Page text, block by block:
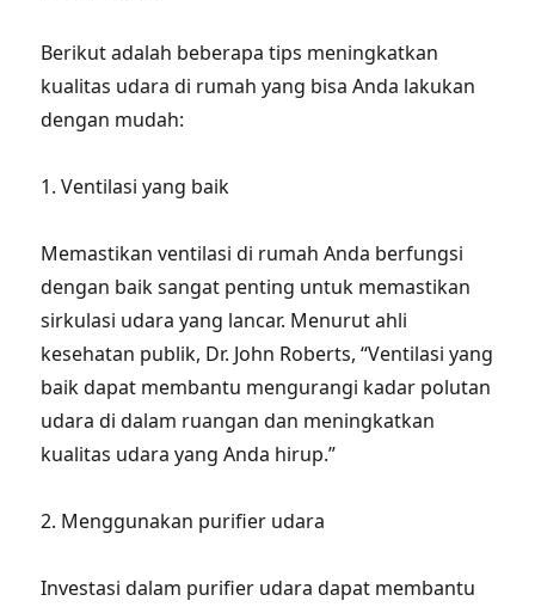
Berikut adalah beberapa tips meningkatkan
kualitas udara di rumah yang bisa Anda lakukan
dengan mudah:
1. Ventilasi yang baik
Memastikan ventilasi di rumah Anda berfungsi
dengan baik sangat penting untuk memastikan
sirkulasi udara yang lancar. Menurut ahli
kesehatan publik, Dr. John Roberts, “Ventilasi yang
baik dapat membantu mengurangi kadar polutan
udara di dalam ruangan dan meningkatkan
kualitas udara yang Anda hirup.”
2. Menggunakan purifier udara
Investasi dalam purifier udara dapat membantu